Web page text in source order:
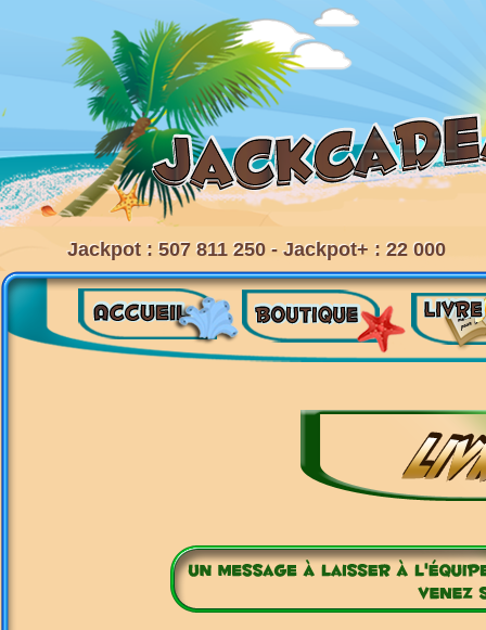
Jackpot : 507 811 250 - Jackpot+ : 22 000